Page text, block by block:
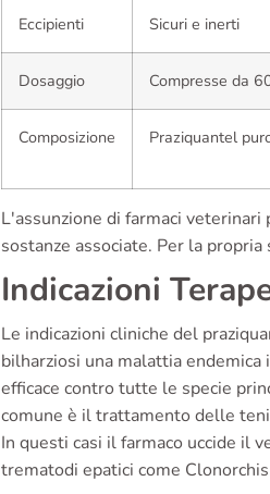
Eccipienti Sicuri e inerti
Dosaggio Compresse da
Composizione Praziquantel
L'assunzione di farmaci
sostanze associate. Per la
Indicazioni
Le indicazioni cliniche del
bilharziosi una malattia
efficace contro tutte le specie
comune è il trattamento delle
In questi casi il farmaco uccide il
trematodi epatici come